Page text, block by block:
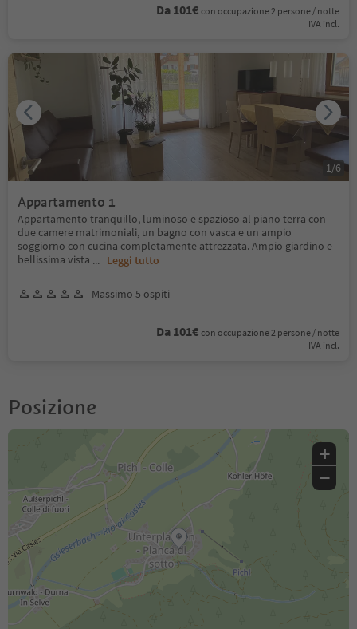
Da 101€ con occupazione 2 persone / notte
IVA incl.
Appartamento 1
Appartamento tranquillo, luminoso e spazioso al piano terra con
due camere matrimoniali, un bagno con vasca e un ampio
soggiorno con cucina completamente attrezzata. Ampio giardino e
bellissima vista ... Leggi tutto
Massimo 5 ospiti
Da 101€ con occupazione 2 persone / notte
IVA incl.
1 /6
Posizione
+
−